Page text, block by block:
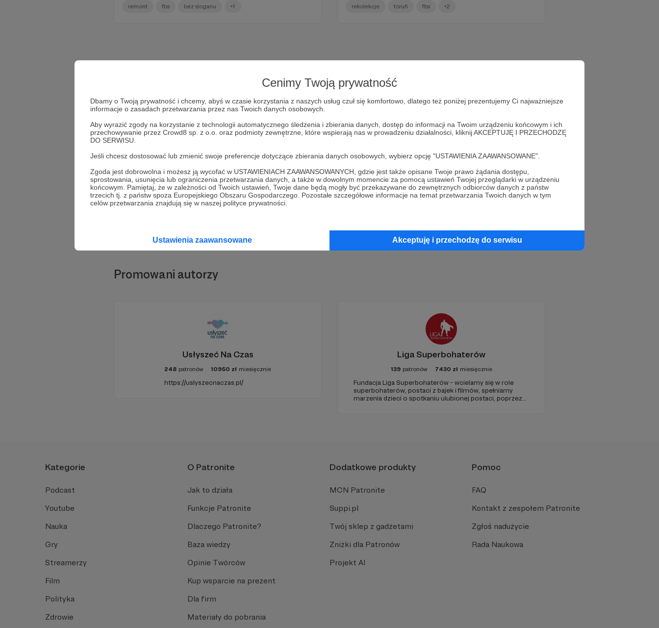
Cenimy Twoją prywatność
Dbamy o Twoją prywatność i chcemy, abyś w czasie korzystania z naszych usług czuł się komfortowo, dlatego też poniżej prezentujemy Ci najważniejsze
informacje o zasadach przetwarzania przez nas Twoich danych osobowych.
Aby wyrazić zgody na korzystanie z technologii automatycznego śledzenia i zbierania danych, dostęp do informacji na Twoim urządzeniu końcowym i ich
przechowywanie przez Crowd8 sp. z o.o. oraz podmioty zewnętrzne, które wspierają nas w prowadzeniu działalności, kliknij AKCEPTUJĘ I PRZECHODZĘ
DO SERWISU.
Jeśli chcesz dostosować lub zmienić swoje preferencje dotyczące zbierania danych osobowych, wybierz opcję "USTAWIENIA ZAAWANSOWANE".
Zgoda jest dobrowolna i możesz ją wycofać w USTAWIENIACH ZAAWANSOWANYCH, gdzie jest także opisane Twoje prawo żądania dostępu,
sprostowania, usunięcia lub ograniczenia przetwarzania danych, a także w dowolnym momencie za pomocą ustawień Twojej przeglądarki w urządzeniu
końcowym. Pamiętaj, że w zależności od Twoich ustawień, Twoje dane będą mogły być przekazywane do zewnętrznych odbiorców danych z państw
trzecich tj. z państw spoza Europejskiego Obszaru Gospodarczego. Pozostałe szczegółowe informacje na temat przetwarzania Twoich danych w tym
celów przetwarzania znajdują się w naszej polityce prywatności.
Ustawienia zaawansowane Akceptuję i przechodzę do serwisu
remont fbs bez sloganu +1 rekolekcje toruñ fbs +2
Dołącz do grona Patronów!
Wesprzyj działalność AutorabEZ sLOGANUjuż teraz!
Promowani autorzy
Usłyszeć Na Czas
248 patronów 10950 zł miesięcznie
https://uslyszecnaczas.pl/
Liga Superbohaterów
139 patronów 7430 zł miesięcznie
Fundacja Liga Superbohaterów - wcielamy się w role
superbohaterów, postaci z bajek i filmów, spełniamy
marzenia dzieci o spotkaniu ulubionej postaci, poprzez
Kategorie
Podcast
Youtube
Nauka
Gry
Streamerzy
Film
Polityka
Zdrowie
O Patronite
Jak to działa
Funkcje Patronite
Dlaczego Patronite?
Baza wiedzy
Opinie Twórców
Kup wsparcie na prezent
Dla firm
Materiały do pobrania
Dodatkowe produkty
MCN Patronite
Suppi.pl
Twój sklep z gadżetami
Zniżki dla Patronów
Projekt AI
Pomoc
FAQ
Kontakt z zespołem Patronite
Zgłoś nadużycie
Rada Naukowa